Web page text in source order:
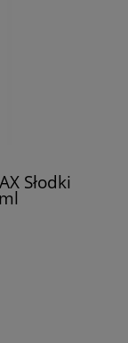
Słodki